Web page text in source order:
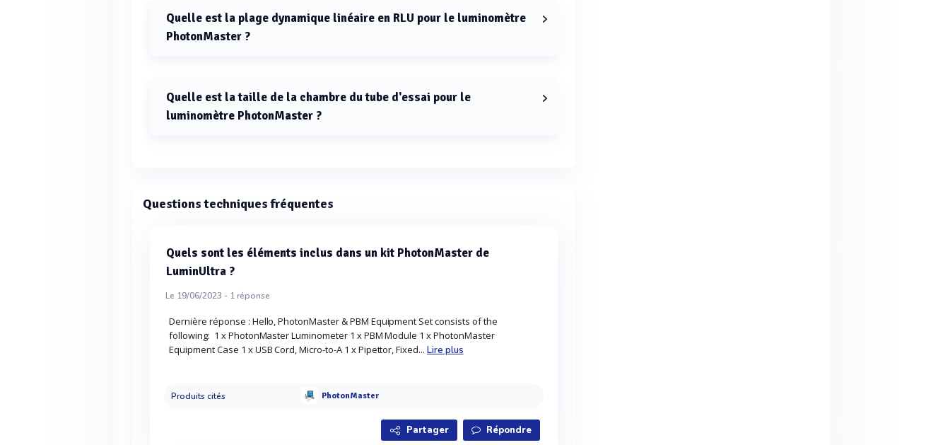
Quelle est la plage dynamique linéaire en RLU pour le luminomètre
PhotonMaster ?
Quelle est la taille de la chambre du tube d'essai pour le
luminomètre PhotonMaster ?
Questions techniques fréquentes
Quels sont les éléments inclus dans un kit PhotonMaster de
LuminUltra ?
Le 19/06/2023 - 1réponse
Dernière réponse : Hello, PhotonMaster & PBM Equipment Set consists of the
following: 1 x PhotonMaster Luminometer 1 x PBM Module 1 x PhotonMaster
Equipment Case 1 x USB Cord, Micro-to-A 1 x Pipettor, Fixed... Lire plus
Produits cités PhotonMaster
Partager Répondre